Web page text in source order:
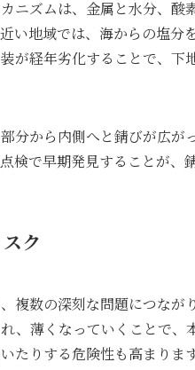
ニズムは、金属と水分、
い地域では、海からの塩分
が経年劣化することで、
分から内側へと錆びが広
検で早期発見することが、
ク
複数の深刻な問題につな
、薄くなっていくことで
たりする危険性も高まります